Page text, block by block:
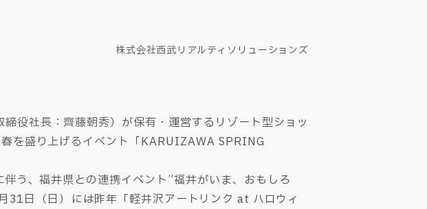
株式会社西武リアルティソリューションズ
役社長：齊藤朝秀）が保有・運営するリゾート型ショッ
を盛り上げるイベント「KARUIZAWA SPRING
う、福井県との連携イベント”福井がいま、おもしろ
日（日）には昨年「軽井沢アートリンク at ハロウィ